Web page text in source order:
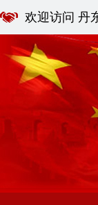
欢迎访问 丹